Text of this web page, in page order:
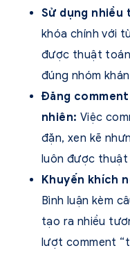
Sử dụng nhiều
khóa chính với
được thuật
đúng nhóm
Đăng
nhiên: Việc
đặn, xen kẽ
luôn được thuật
Khuyến khích
Bình luận kèm
tạo ra nhiều
lượt comment